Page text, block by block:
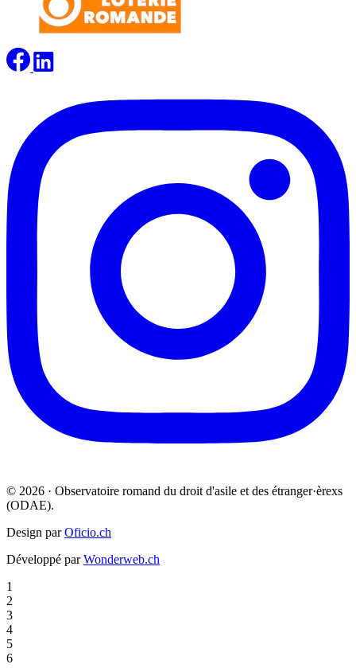
© 2026 · Observatoire romand du droit d'asile et des étranger·èrexs
(ODAE).
Design parOficio.ch
Développé parWonderweb.ch
1
2
3
4
5
6